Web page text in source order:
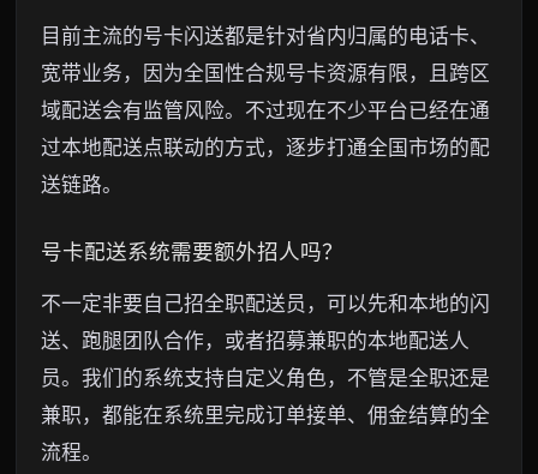
目前主流的号卡闪送都是针对省内归属的电话卡、
宽带业务，因为全国性合规号卡资源有限，且跨区
域配送会有监管风险。不过现在不少平台已经在通
过本地配送点联动的方式，逐步打通全国市场的配
送链路。
号卡配送系统需要额外招人吗？
不一定非要自己招全职配送员，可以先和本地的闪
送、跑腿团队合作，或者招募兼职的本地配送人
员。我们的系统支持自定义角色，不管是全职还是
兼职，都能在系统里完成订单接单、佣金结算的全
流程。